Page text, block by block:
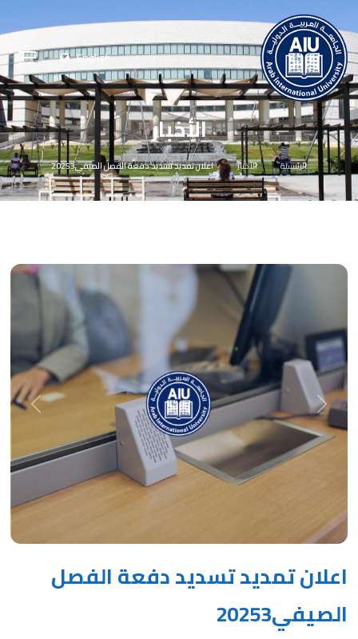
English
الأخبار
الرئيسية الأخبار اعلان تمديد تسديد دفعة الفصل الصيفي20253
Previous
Next
اعلان تمديد تسديد دفعة الفصل
الصيفي20253